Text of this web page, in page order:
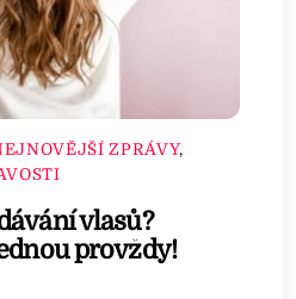
ZPRÁVY,
vlasů?
provždy!